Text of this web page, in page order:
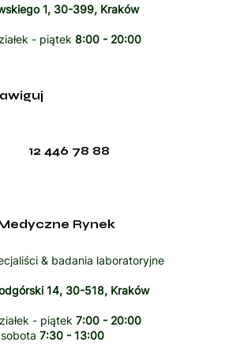
1, 30-399, Kraków
- piątek 8:00 - 20:00
12 446 78 88
Rynek
& badania laboratoryjne
14, 30-518, Kraków
- piątek 7:00 - 20:00
sobota 7:30 - 13:00